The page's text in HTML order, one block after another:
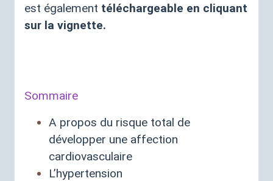
est également téléchargeable en cliquant
sur la vignette.
Sommaire
A propos du risque total de
développer une affection
cardiovasculaire
L’hypertension